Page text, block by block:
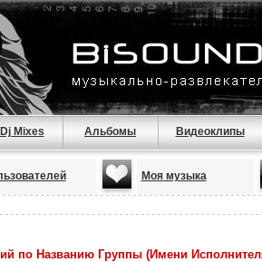
Dj Mixes Альбомы Видеоклипы
Моя музыка
по Названию Группы (Имени